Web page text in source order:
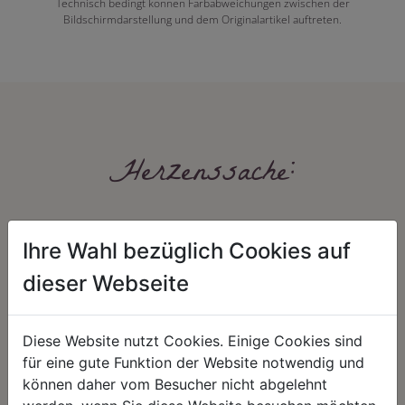
Technisch bedingt können Farbabweichungen zwischen der
Bildschirmdarstellung und dem Originalartikel auftreten.
Herzenssache:
HARMONIE
Unser Sortiment steht für ein
positives Lebensgefühl. Wir
FAIRNESS
Nicht immer ist der günstigste Preis
auch ein guter Preis. Wir handeln
Ihre Wahl bezüglich Cookies auf
dieser Webseite
Diese Website nutzt Cookies. Einige Cookies sind
für eine gute Funktion der Website notwendig und
können daher vom Besucher nicht abgelehnt